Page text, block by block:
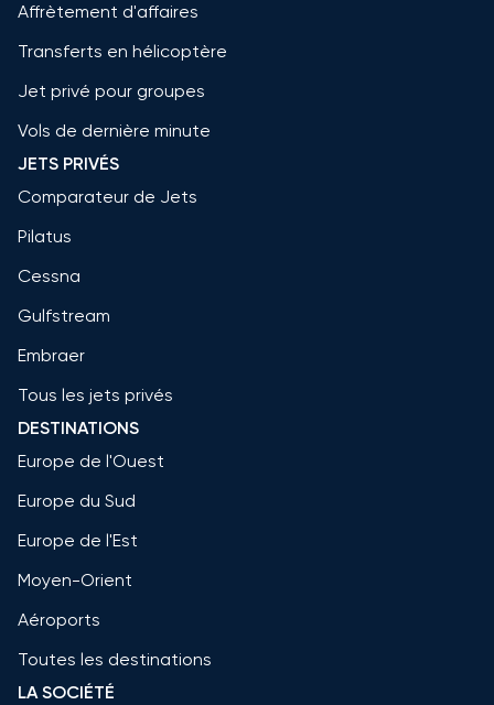
Affrètement d'affaires
Transferts en hélicoptère
Jet privé pour groupes
Vols de dernière minute
JETS PRIVÉS
Comparateur de Jets
Pilatus
Cessna
Gulfstream
Embraer
Tous les jets privés
DESTINATIONS
Europe de l'Ouest
Europe du Sud
Europe de l'Est
Moyen-Orient
Aéroports
Toutes les destinations
LA SOCIÉTÉ